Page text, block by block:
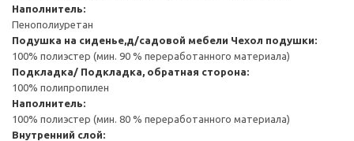
Наполнитель:
Пенополиуретан
Подушка на сиденье,д/садовой мебели Чехол подушки:
100% полиэстер (мин. 90 % переработанного материала)
Подкладка/ Подкладка, обратная сторона:
100% полипропилен
Наполнитель:
100% полиэстер (мин. 80 % переработанного материала)
Внутренний слой: